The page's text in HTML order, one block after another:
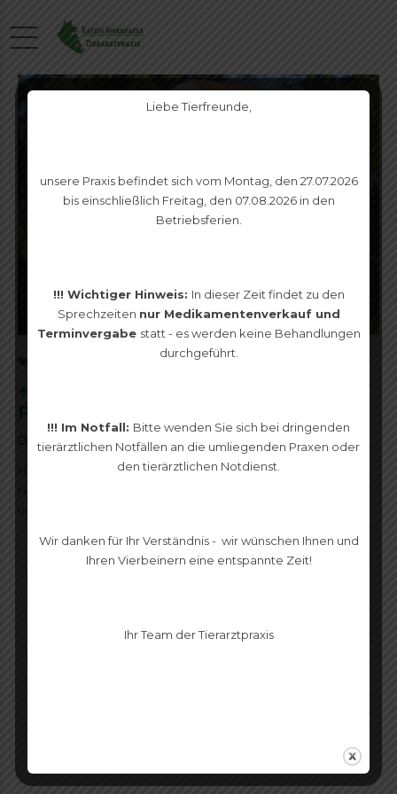
VERMITTLUNGSANZEIGEN
22. MÄRZ 2017
Heute haben wir eine Vermittlungsanzeige, die uns sehr am
IMPRESSUM & DATENSCHUTZ
Liebe Tierfreunde,
unsere Praxis befindet sich vom Montag, den 27.07.2026
bis einschließlich Freitag, den 07.08.2026 in den
Betriebsferien.
!!! Wichtiger Hinweis: In dieser Zeit findet zu den
Sprechzeiten nur Medikamentenverkauf und
Terminvergabe statt - es werden keine Behandlungen
durchgeführt.
!!! Im Notfall: Bitte wenden Sie sich bei dringenden
tierärztlichen Notfällen an die umliegenden Praxen oder
den tierärztlichen Notdienst.
Wir danken für Ihr Verständnis - wir wünschen Ihnen und
Ihren Vierbeinern eine entspannte Zeit!
Ihr Team der Tierarztpraxis